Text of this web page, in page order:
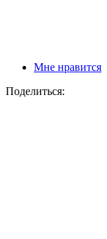
Мне нравится
Поделиться: